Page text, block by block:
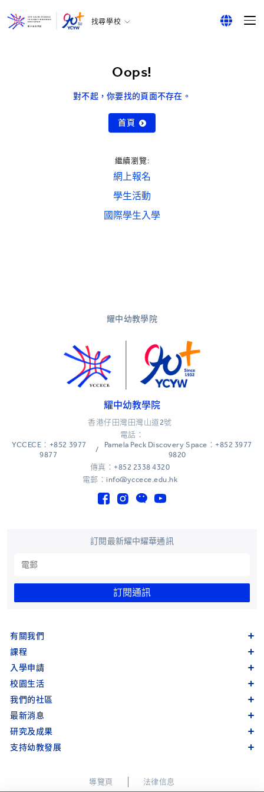
找尋學校
Oops!
對不起，你要找的頁面不存在。
首頁
繼續瀏覽:
網上報名
學生活動
國際學生入學
耀中幼教學院
耀中幼教學院
香港仔田灣田灣山道2號
電話：
YCCECE：+852 3977
9877
/
Pamela Peck Discovery Space：+852 3977
9820
傳真：+852 2338 4320
電郵：info@yccece.edu.hk
訂閱最新耀中耀華通訊
訂閱通訊
有關我們
課程
入學申請
校園生活
我們的社區
最新消息
研究及成果
支持幼教發展
導覽頁 法律信息